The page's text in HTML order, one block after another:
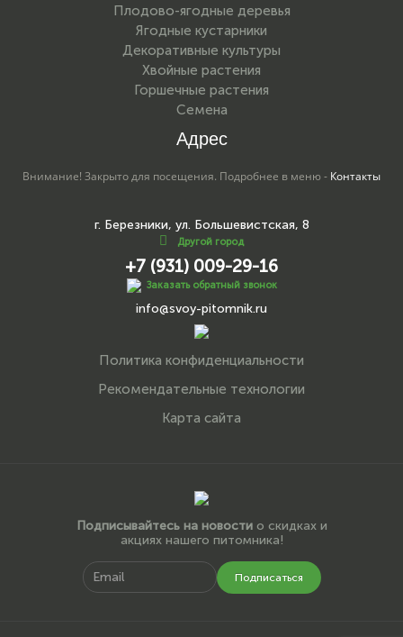
Плодово-ягодные деревья
Ягодные кустарники
Декоративные культуры
Хвойные растения
Горшечные растения
Семена
Адрес
Внимание! Закрыто для посещения. Подробнее в меню - Контакты
г. Березники, ул. Большевистская, 8
Другой город
+7 (931) 009-29-16
Заказать обратный звонок
info@svoy-pitomnik.ru
Политика конфиденциальности
Рекомендательные технологии
Карта сайта
Подписывайтесь на новостио скидках и
акциях нашего питомника!
Подписаться